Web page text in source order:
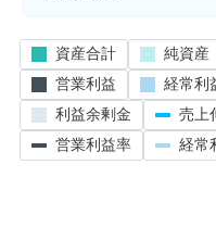
資産合計 純資産
営業利益
経常利
利益余剰金
売上
営業利益率
経常